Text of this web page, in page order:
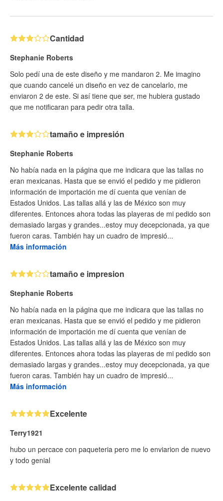
Cantidad
Stephanie Roberts
Solo pedí una de este diseño y me mandaron 2. Me imagino
que cuando cancelé un diseño en vez de cancelarlo, me
enviaron 2 de este. Si así tiene que ser, me hubiera gustado
que me notificaran para pedir otra talla.
tamaño e impresión
Stephanie Roberts
No había nada en la página que me indicara que las tallas no
eran mexicanas. Hasta que se envió el pedido y me pidieron
información de importación me dí cuenta que venían de
Estados Unidos. Las tallas allá y las de México son muy
diferentes. Entonces ahora todas las playeras de mi pedido son
demasiado largas y grandes...estoy muy decepcionada, ya que
fueron caras. También hay un cuadro de impresió...
Más información
tamaño e impresion
Stephanie Roberts
No había nada en la página que me indicara que las tallas no
eran mexicanas. Hasta que se envió el pedido y me pidieron
información de importación me dí cuenta que venían de
Estados Unidos. Las tallas allá y las de México son muy
diferentes. Entonces ahora todas las playeras de mi pedido son
demasiado largas y grandes...estoy muy decepcionada, ya que
fueron caras. También hay un cuadro de impresió...
Más información
Excelente
Terry1921
hubo un percace con paqueteria pero me lo enviarion de nuevo
y todo genial
Excelente calidad